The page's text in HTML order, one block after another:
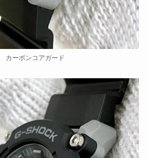
カーボンコアガード